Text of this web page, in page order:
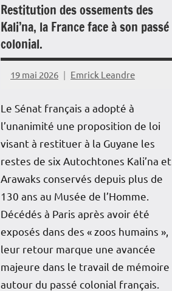
Restitution des ossements des
Kali’na, la France face à son passé
colonial.
19 mai 2026 Emrick Leandre
Le Sénat français a adopté à
l’unanimité une proposition de loi
visant à restituer à la Guyane les
restes de six Autochtones Kali’na et
Arawaks conservés depuis plus de
130 ans au Musée de l’Homme.
Décédés à Paris après avoir été
exposés dans des « zoos humains »,
leur retour marque une avancée
majeure dans le travail de mémoire
autour du passé colonial français.